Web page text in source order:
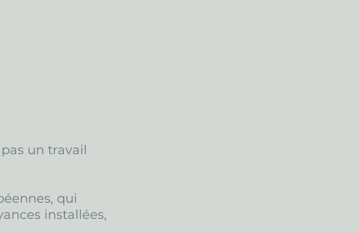
un travail
qui
installées,